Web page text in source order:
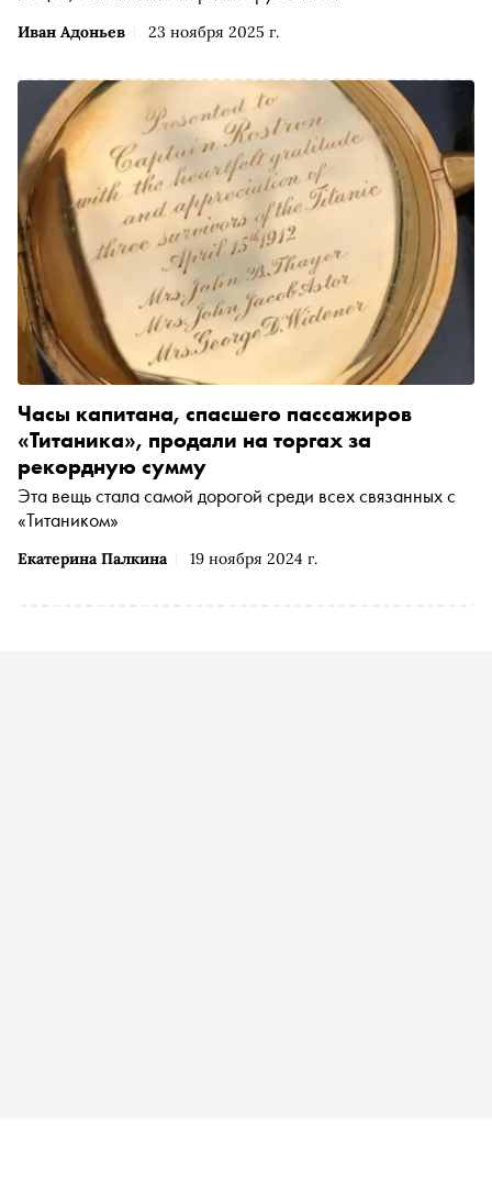
Иван Адоньев 23 ноября 2025 г.
Екатерина Палкина 19 ноября 2024 г.
Часы капитана, спасшего пассажиров
«Титаника», продали на торгах за
рекордную сумму
Эта вещь стала самой дорогой среди всех связанных с
«Титаником»